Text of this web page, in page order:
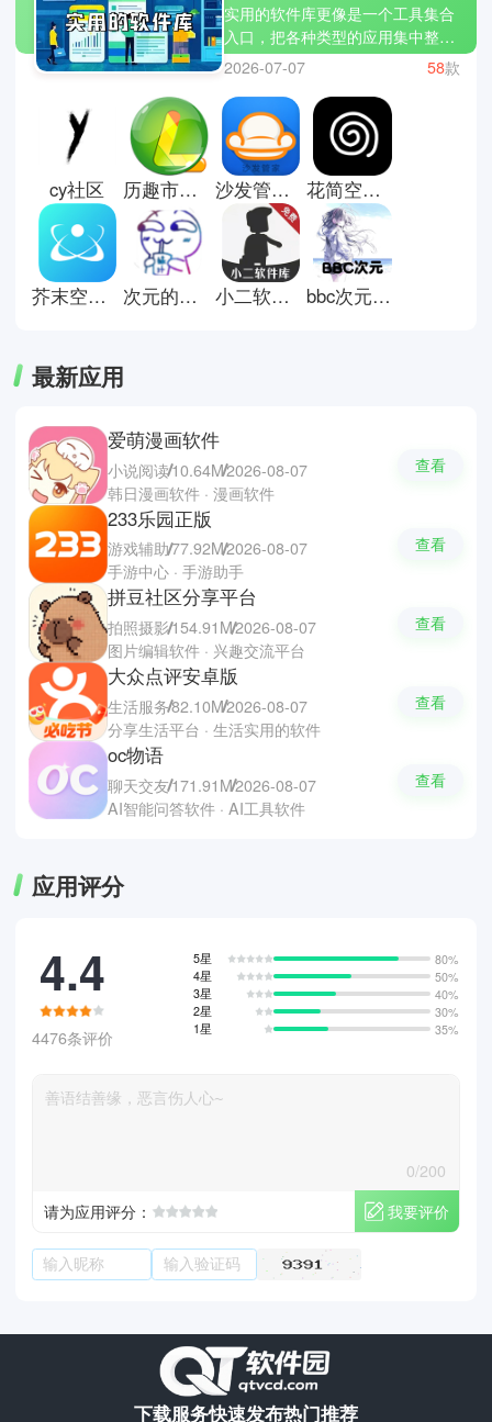
实用的软件库更像是一个工具集合
入口，把各种类型的应用集中整理
在一起，方便用户按需查找和下
载。从日常工具到娱乐软件，再到
效率类应用，都可以在同一个平台
中找到，省去了到处搜索的麻烦。
这类软件库的优势在于资源集中和
分类清晰，让人更容易找到合适的
工具。不过也需要注意来源和安全
性，选择可靠的平台会更重要。这
里有些实用的软件库推荐；猪猪软
件库，黑白软件库和星尘软件库。
2026-07-07 58款
cy社区 历趣市场安卓版 沙发管家车机版 花简空间正版
芥末空间官方版 次元的世界软件库 小二软件库 bbc次元资源导航
最新应用
爱萌漫画软件
小说阅读10.64M2026-08-07
韩日漫画软件 · 漫画软件
查看
233乐园正版
游戏辅助77.92M2026-08-07
手游中心 · 手游助手
查看
拼豆社区分享平台
拍照摄影154.91M2026-08-07
图片编辑软件 · 兴趣交流平台
查看
大众点评安卓版
生活服务82.10M2026-08-07
分享生活平台 · 生活实用的软件
查看
oc物语
聊天交友171.91M2026-08-07
AI智能问答软件 · AI工具软件
查看
应用评分
4.4
4476条评价
5星
80%
4星
50%
3星
40%
2星
30%
1星
35%
0/200
请为应用评分：
我要评价
下载服务快速发布热门推荐